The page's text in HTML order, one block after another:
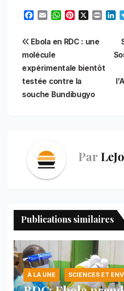
e
b
o
o
k
i
l
W
t
A
p
p
t
r
e
s
t
e
n
Navigation
de
l’article
Ebola en RDC : une
molécule
expérimentale bientôt
testée contre la
souche Bundibugyo
Par
Publications similaires
À LA UNE SCIENCES ET